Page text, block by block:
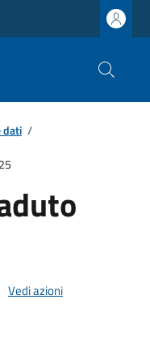
dati /
Vedi azioni